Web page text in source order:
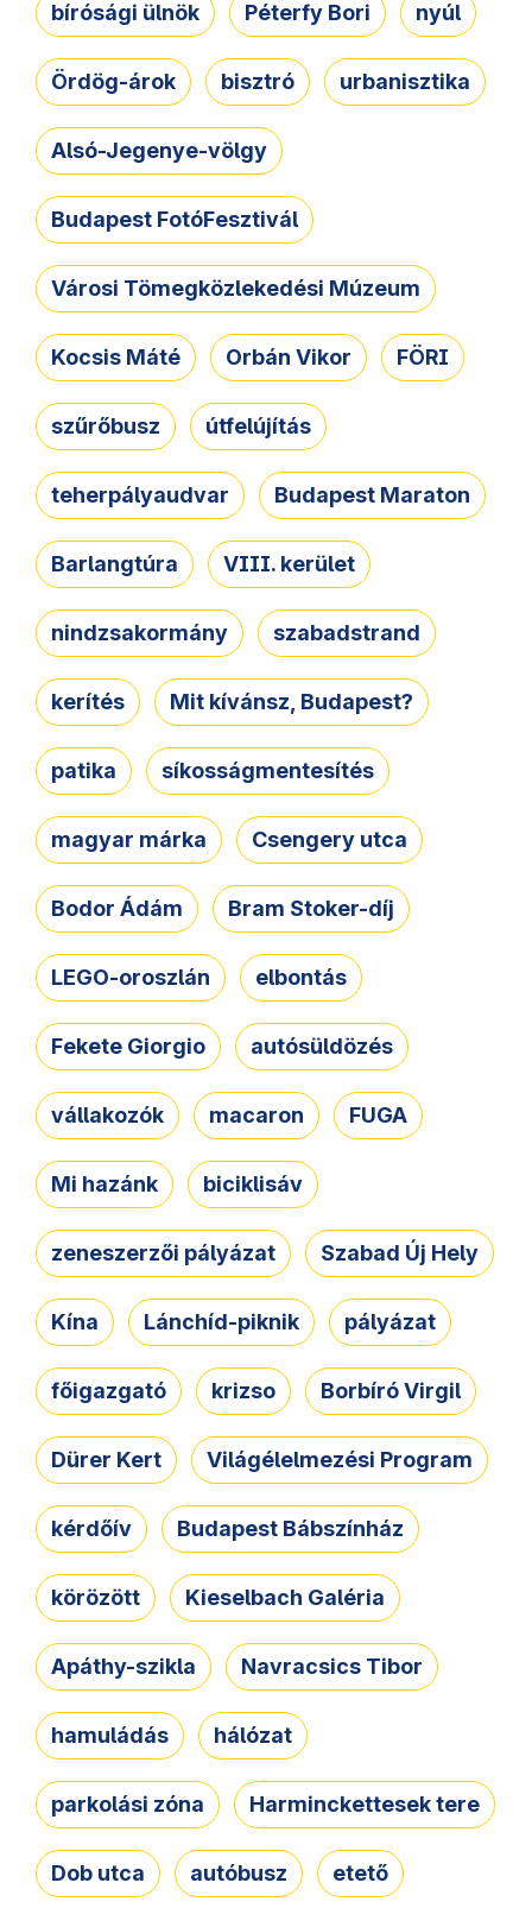
bírósági ülnök Péterfy Bori nyúl
Ördög-árok bisztró urbanisztika
Alsó-Jegenye-völgy
Budapest FotóFesztivál
Városi Tömegközlekedési Múzeum
Kocsis Máté Orbán Vikor FÖRI
szűrőbusz útfelújítás
teherpályaudvar Budapest Maraton
Barlangtúra VIII. kerület
nindzsakormány szabadstrand
kerítés Mit kívánsz, Budapest?
patika síkosságmentesítés
magyar márka Csengery utca
Bodor Ádám Bram Stoker-díj
LEGO-oroszlán elbontás
Fekete Giorgio autósüldözés
vállakozók macaron FUGA
Mi hazánk biciklisáv
zeneszerzői pályázat Szabad Új Hely
Kína Lánchíd-piknik pályázat
főigazgató krizso Borbíró Virgil
Dürer Kert Világélelmezési Program
kérdőív Budapest Bábszínház
körözött Kieselbach Galéria
Apáthy-szikla Navracsics Tibor
hamuládás hálózat
parkolási zóna Harminckettesek tere
Dob utca autóbusz etető